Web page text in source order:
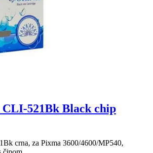
521Bk Black chip
crna, za Pixma 3600/4600/MP540,